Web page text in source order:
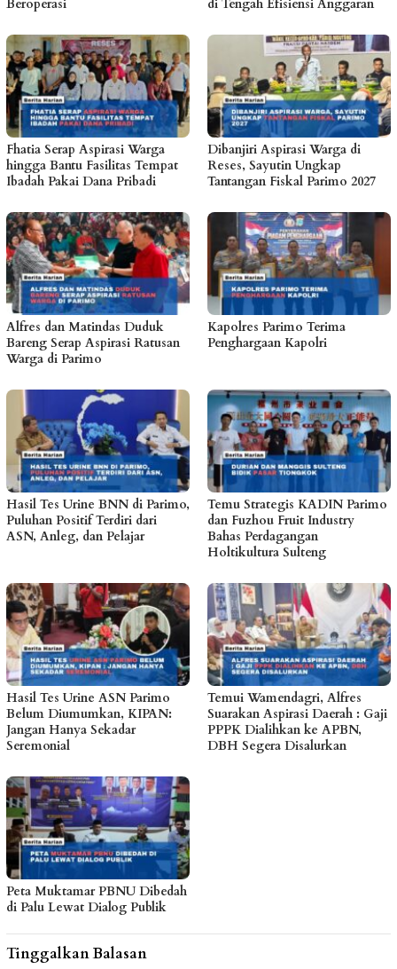
Beroperasi di Tengah Efisiensi Anggaran
Fhatia Serap Aspirasi Warga
hingga Bantu Fasilitas Tempat
Ibadah Pakai Dana Pribadi
Dibanjiri Aspirasi Warga di
Reses, Sayutin Ungkap
Tantangan Fiskal Parimo 2027
Alfres dan Matindas Duduk
Bareng Serap Aspirasi Ratusan
Warga di Parimo
Kapolres Parimo Terima
Penghargaan Kapolri
Hasil Tes Urine BNN di Parimo,
Puluhan Positif Terdiri dari
ASN, Anleg, dan Pelajar
Temu Strategis KADIN Parimo
dan Fuzhou Fruit Industry
Bahas Perdagangan
Holtikultura Sulteng
Hasil Tes Urine ASN Parimo
Belum Diumumkan, KIPAN:
Jangan Hanya Sekadar
Seremonial
Temui Wamendagri, Alfres
Suarakan Aspirasi Daerah : Gaji
PPPK Dialihkan ke APBN,
DBH Segera Disalurkan
Peta Muktamar PBNU Dibedah
di Palu Lewat Dialog Publik
Tinggalkan Balasan